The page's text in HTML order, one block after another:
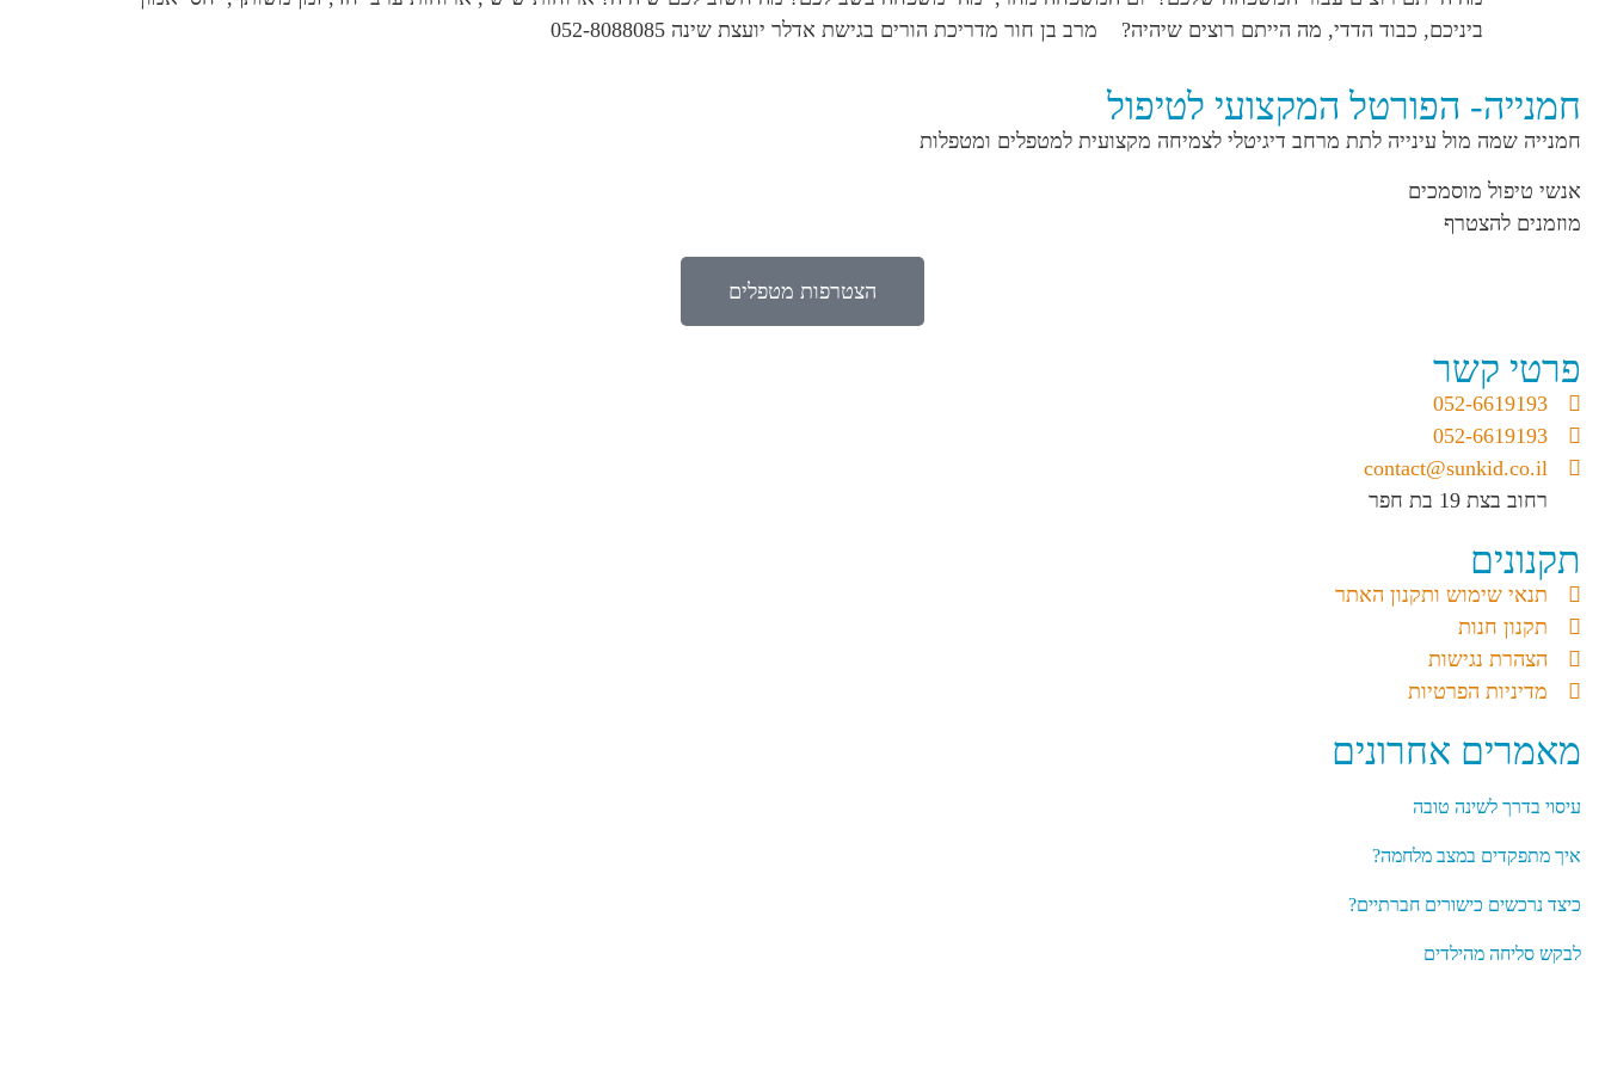
ביניכם, כבוד הדדי, מה הייתם רוצים שיהיה? מרב בן חור מדריכת הורים בגישת אדלר יועצת שינה 052-8088085
חמנייה- הפורטל המקצועי לטיפול
חמנייה שמה מול עינייה לתת מרחב דיגיטלי לצמיחה מקצועית למטפלים ומטפלות
אנשי טיפול מוסמכים
מוזמנים להצטרף
הצטרפות מטפלים
פרטי קשר
052-6619193
052-6619193
contact@sunkid.co.il
רחוב בצת 19 בת חפר
תקנונים
תנאי שימוש ותקנון האתר
תקנון חנות
הצהרת נגישות
מדיניות הפרטיות
מאמרים אחרונים
עיסוי בדרך לשינה טובה
איך מתפקדים במצב מלחמה?
כיצד נרכשים כישורים חברתיים?
לבקש סליחה מהילדים